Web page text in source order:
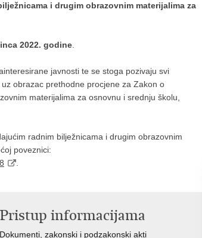
i drugim obrazovnim materijalima za
2022. godine
javnosti te se stoga pozivaju svi
obrazac prethodne procjene za Zakon o
materijalima za osnovnu i srednju školu,
radnim bilježnicama i drugim obrazovnim
poveznici:
Pristup informacijama
Dokumenti, zakonski i podzakonski akti